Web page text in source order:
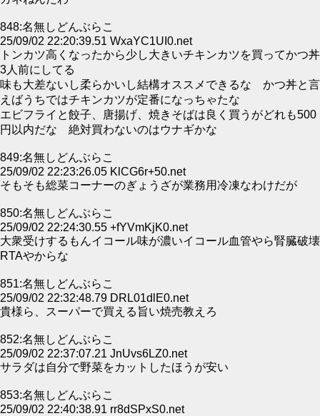
848:名無しどんぶらこ
25/09/02 22:20:39.51 WxaYC1UI0.net
トンカツ高くなったから少し大きいチキンカツを買ってかつ丼
3人前にしてる
味も大差ないし柔らかいし結構オススメできるな かつ丼と言
えばうちではチキンカツが定番になっちゃたな
エビフライと餃子、唐揚げ、焼きそばは良く買うがどれも500
円以内だな 絶対買わないのはウナギかな
849:名無しどんぶらこ
25/09/02 22:23:26.05 KlCG6r+50.net
そもそも総菜コーナーのぎょうざが業務用冷凍なわけだが
850:名無しどんぶらこ
25/09/02 22:24:30.55 +fYVmKjK0.net
大衆受けするもんイコール味が濃いイコール血管やら腎臓破壊
RTAやからな
851:名無しどんぶらこ
25/09/02 22:32:48.79 DRL01dlE0.net
貴様ら、スーパーで買える旨い焼売教えろ
852:名無しどんぶらこ
25/09/02 22:37:07.21 JnUvs6LZ0.net
サラダは自分で野菜をカットしたほうが安い
853:名無しどんぶらこ
25/09/02 22:40:38.91 rr8dSPxS0.net